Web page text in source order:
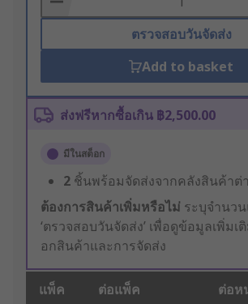
ตรวจสอบวันจัดส่ง
Add to basket
ส่งฟรีหากซื้อเกิน ฿2,500.00
มีในสต็อก
2 ชิ้นพร้อมจัดส่งจากคลังสินค้าต่
ต้องการสินค้าเพิ่มหรือไม่ ระบุจำนว
‘ตรวจสอบวันจัดส่ง’ เพื่อดูข้อมูลเพิ่มเ
อกสินค้าและการจัดส่ง
แพ็ค ต่อแพ็ค ต่อห